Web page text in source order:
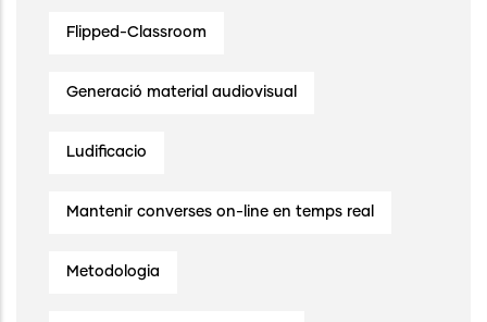
Flipped-Classroom
Generació material audiovisual
Ludificacio
Mantenir converses on-line en temps real
Metodologia